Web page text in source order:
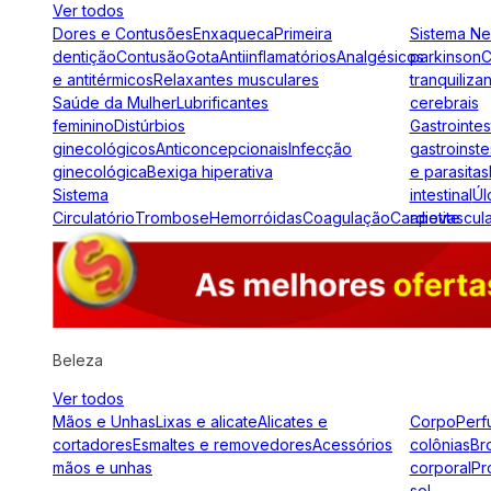
Ver todos
Dores e ContusõesEnxaquecaPrimeira
dentiçãoContusãoGotaAntiinflamatóriosAnalgésicos
e antitérmicosRelaxantes musculares
Saúde da MulherLubrificantes
femininoDistúrbios
ginecológicosAnticoncepcionaisInfecção
ginecológicaBexiga hiperativa
Sistema
CirculatórioTromboseHemorróidasCoagulação
Sistema
parkinson
cerebrais
e parasitas
intestinal
apetite
Beleza
Ver todos
Mãos e UnhasLixas e alicateAlicates e
cortadoresEsmaltes e removedoresAcessórios
mãos e unhas
Corpo
colônias
corporal